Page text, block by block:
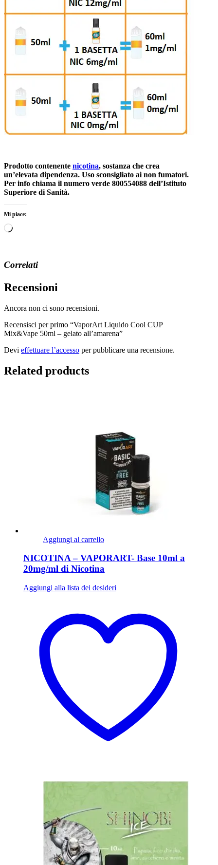
Prodotto contenente nicotina, sostanza che crea
un’elevata dipendenza. Uso sconsigliato ai non fumatori.
Per info chiama il numero verde 800554088 dell’Istituto
Superiore di Sanità.
Mi piace:
Caricamento
Correlati
Recensioni
Ancora non ci sono recensioni.
Recensisci per primo “VaporArt Liquido Cool CUP
Mix&Vape 50ml – gelato all’amarena”
Devi effettuare l’accesso per pubblicare una recensione.
Related products
Aggiungi al carrello
NICOTINA – VAPORART- Base 10ml a
20mg/ml di Nicotina
Aggiungi alla lista dei desideri